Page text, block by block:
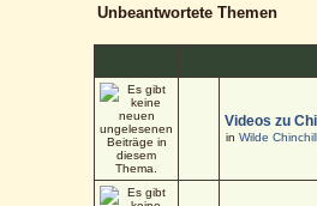
Unbeantwortete Themen
Videos zu
inWilde